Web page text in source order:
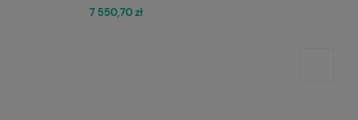
7 550,70 zł